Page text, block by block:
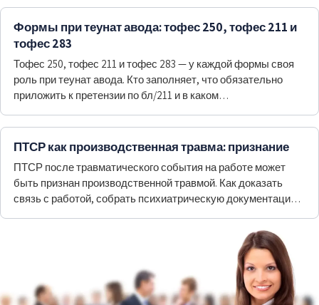
Формы при теунат авода: тофес 250, тофес 211 и
тофес 283
Тофес 250, тофес 211 и тофес 283 — у каждой формы своя
роль при теунат авода. Кто заполняет, что обязательно
приложить к претензии по бл/211 и в каком…
ПТСР как производственная травма: признание
ПТСР после травматического события на работе может
быть признан производственной травмой. Как доказать
связь с работой, собрать психиатрическую документацию